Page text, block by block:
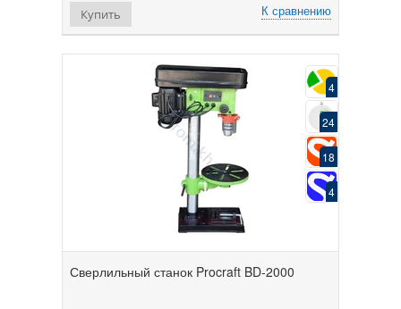
К сравнению
Купить
4
24
18
4
Сверлильный станок Procraft BD-2000